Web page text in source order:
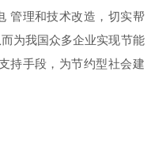
管理和技术改造，切实帮
为我国众多企业实现节能
持手段，为节约型社会建